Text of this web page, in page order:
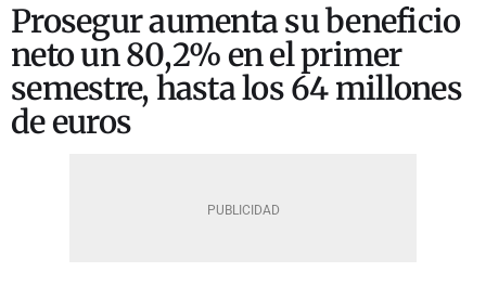
Prosegur aumenta su beneficio
neto un 80,2% en el primer
semestre, hasta los 64 millones
de euros